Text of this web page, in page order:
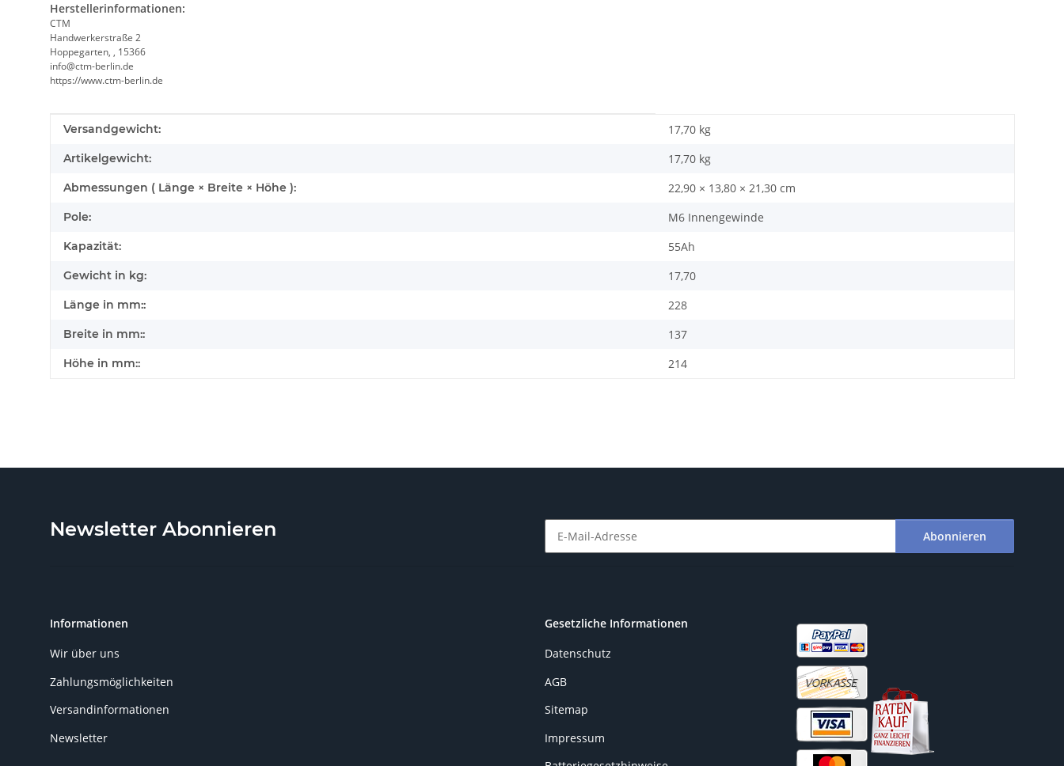
Herstellerinformationen:
CTM
Handwerkerstraße 2
Hoppegarten, , 15366
info@ctm-berlin.de
https://www.ctm-berlin.de
Produkteigenschaft
Wert
Versandgewicht: 17,70 kg
Artikelgewicht: 17,70 kg
Abmessungen ( Länge × Breite × Höhe ): 22,90 × 13,80 × 21,30 cm
Pole: M6 Innengewinde
Kapazität: 55Ah
Gewicht in kg: 17,70
Länge in mm:: 228
Breite in mm:: 137
Höhe in mm:: 214
Newsletter Abonnieren
Abonnieren
Informationen
Wir über uns
Zahlungsmöglichkeiten
Versandinformationen
Newsletter
Gesetzliche Informationen
Datenschutz
AGB
Sitemap
Impressum